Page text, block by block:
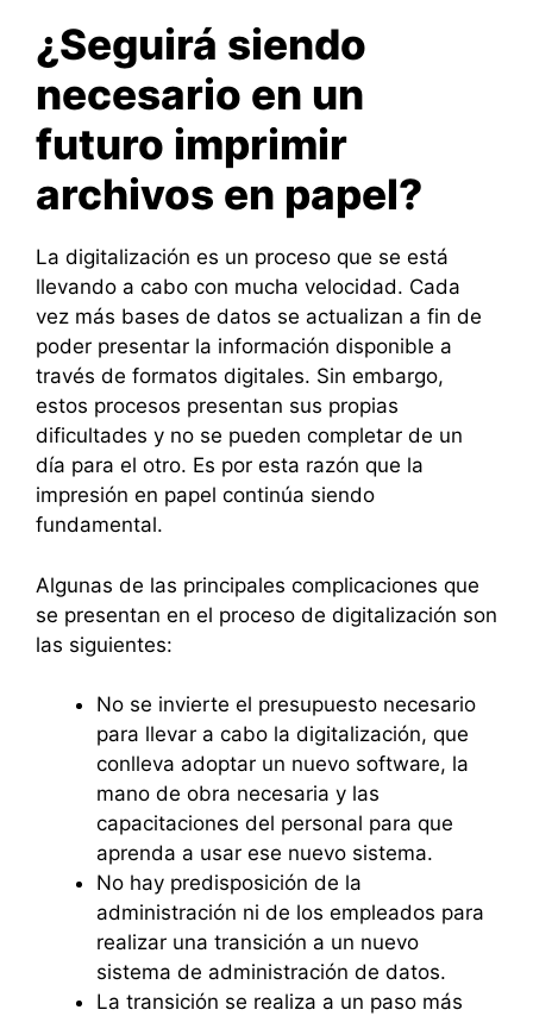
¿Seguirá siendo
necesario en un
futuro imprimir
archivos en papel?
La digitalización es un proceso que se está
llevando a cabo con mucha velocidad. Cada
vez más bases de datos se actualizan a fin de
poder presentar la información disponible a
través de formatos digitales. Sin embargo,
estos procesos presentan sus propias
dificultades y no se pueden completar de un
día para el otro. Es por esta razón que la
impresión en papel continúa siendo
fundamental.
Algunas de las principales complicaciones que
se presentan en el proceso de digitalización son
las siguientes:
No se invierte el presupuesto necesario
para llevar a cabo la digitalización, que
conlleva adoptar un nuevo software, la
mano de obra necesaria y las
capacitaciones del personal para que
aprenda a usar ese nuevo sistema.
No hay predisposición de la
administración ni de los empleados para
realizar una transición a un nuevo
sistema de administración de datos.
La transición se realiza a un paso más